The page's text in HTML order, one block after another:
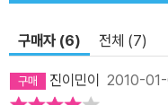
가급적 한쪽으로 치우친
에서 현대사를 바라보고
구매자 (6) 전체 (7)
진이민이 2010-